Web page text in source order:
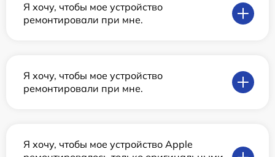
Я хочу, чтобы мое устройство
ремонтировали при мне.
Я хочу, чтобы мое устройство
ремонтировали при мне.
Я хочу, чтобы мое устройство Apple